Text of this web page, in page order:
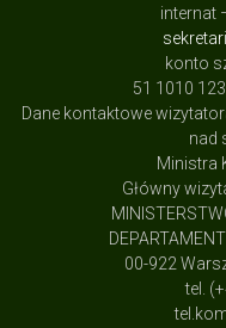
internat
konto
51 1010
Dane kontaktowe
nad
Ministra
Główny
00-922
tel.